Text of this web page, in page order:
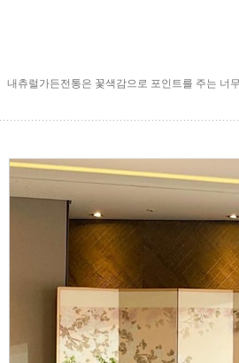
내츄럴가든전통은 꽃색감으로 포인트를 주는 너